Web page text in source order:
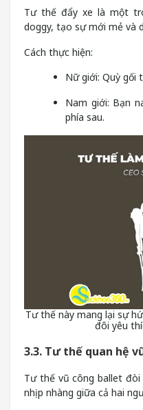
Tư thế đẩy xe là một
doggy, tạo sự mới mẻ và
Cách thực hiện:
Nữ giới: Quỳ gối
Nam giới: Bạn
phía sau.
Tư thế này mang lại sự
đôi yêu
3.3. Tư thế quan hệ
Tư thế vũ công ballet
nhịp nhàng giữa cả hai